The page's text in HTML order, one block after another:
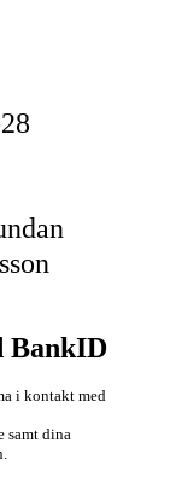
BankID
i kontakt med
samt dina